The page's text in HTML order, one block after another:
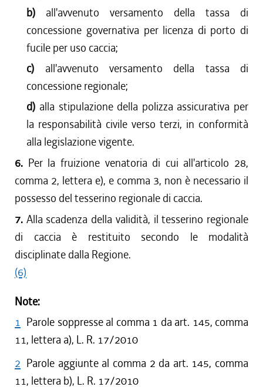
b) all'avvenuto versamento della tassa di
concessione governativa per licenza di porto di
fucile per uso caccia;
c) all'avvenuto versamento della tassa di
concessione regionale;
d) alla stipulazione della polizza assicurativa per
la responsabilità civile verso terzi, in conformità
alla legislazione vigente.
6. Per la fruizione venatoria di cui all'articolo 28,
comma 2, lettera e), e comma 3, non è necessario il
possesso del tesserino regionale di caccia.
7. Alla scadenza della validità, il tesserino regionale
di caccia è restituito secondo le modalità
disciplinate dalla Regione.
(6)
Note:
1 Parole soppresse al comma 1 da art. 145, comma
11, lettera a), L. R. 17/2010
2 Parole aggiunte al comma 2 da art. 145, comma
11, lettera b), L. R. 17/2010